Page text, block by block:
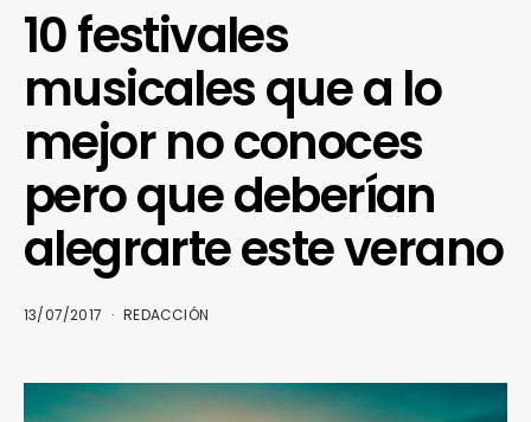
10 festivales
musicales que a lo
mejor no conoces
pero que deberían
alegrarte este verano
13/07/2017 REDACCIÓN